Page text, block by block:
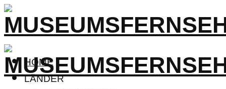
HOME
LÄNDER